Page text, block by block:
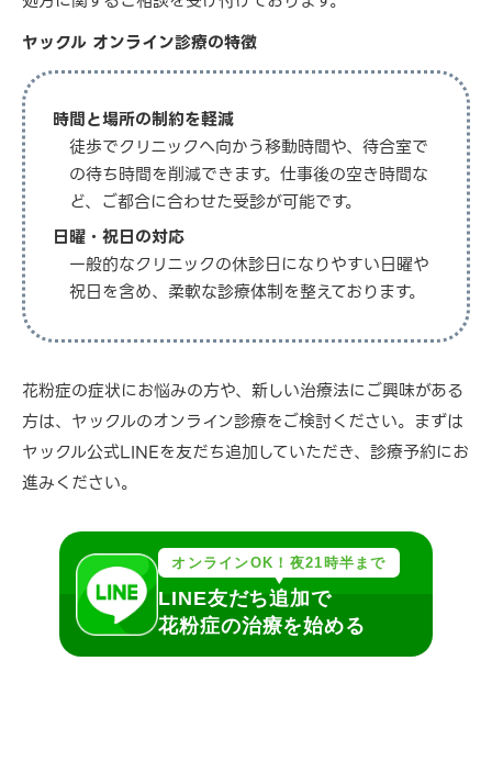
ヤックル オンライン診療の特徴
時間と場所の制約を軽減
徒歩でクリニックへ向かう移動時間や、待合室で
の待ち時間を削減できます。仕事後の空き時間な
ど、ご都合に合わせた受診が可能です。
日曜・祝日の対応
一般的なクリニックの休診日になりやすい日曜や
祝日を含め、柔軟な診療体制を整えております。
花粉症の症状にお悩みの方や、新しい治療法にご興味がある
方は、ヤックルのオンライン診療をご検討ください。まずは
ヤックル公式LINEを友だち追加していただき、診療予約にお
進みください。
オンラインOK！夜21時半まで
LINE友だち追加で
花粉症の治療を始める